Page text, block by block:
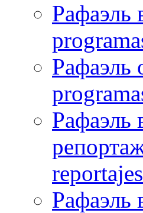
Рафаэль
Рафаэль
Рафаэль
Рафаэль